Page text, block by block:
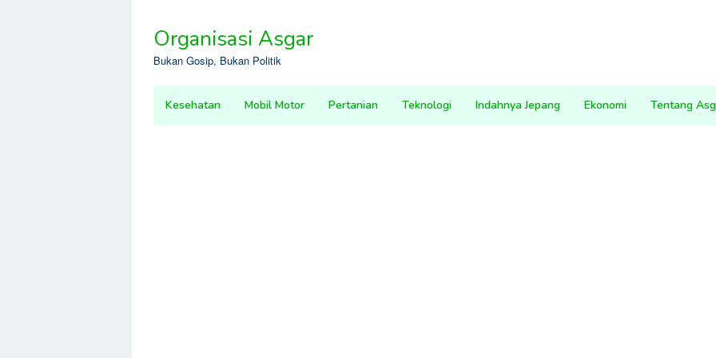
contentOrganisasi Asgar
Bukan Gosip, Bukan Politik
Kesehatan Mobil Motor Pertanian Teknologi Indahnya Jepang Ekonomi Tentang